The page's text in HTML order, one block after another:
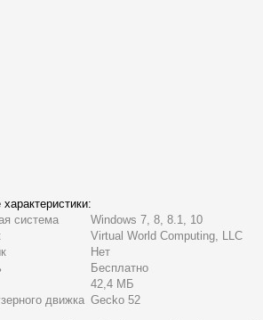
система
Windows 7, 8, 8.1, 10
Virtual World Computing, LLC
Нет
Бесплатно
42,4 МБ
движка Gecko 52